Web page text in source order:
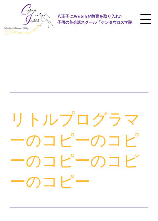
八王子にあるSTEM教育を取り入れた
子供の英会話スクール「ケンタウロス学院」
リトルプログラマ
ーのコピーのコピ
ーのコピーのコピ
ーのコピー